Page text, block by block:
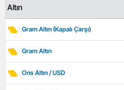
Altın
Gram Altın (Kapalı Çarşı)
Gram Altın
Ons Altın / USD